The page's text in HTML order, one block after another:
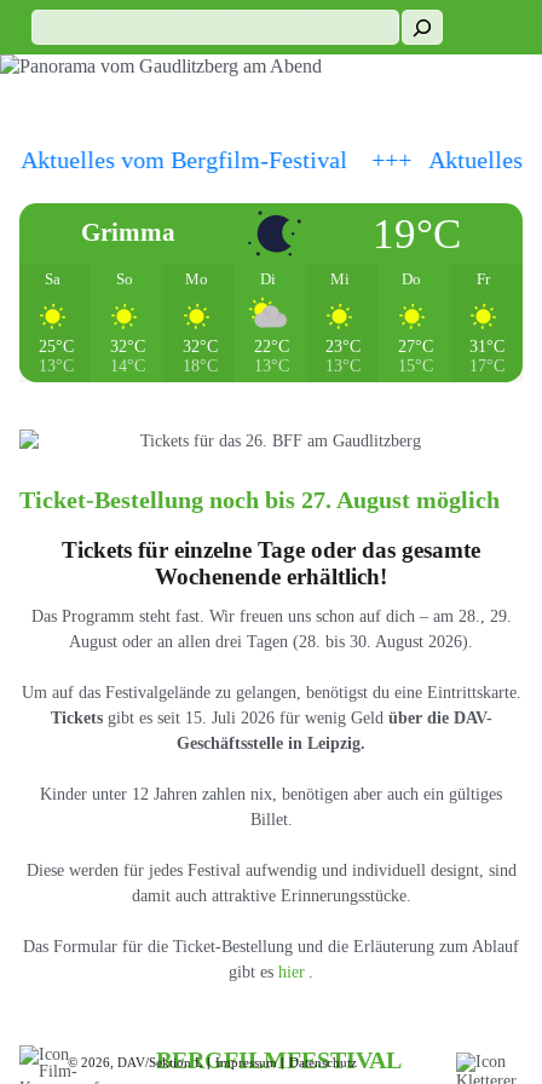
Aktuelles vom Bergfilm-Festival +++ Aktuelles
Grimma 19°C
Sa
25°C
13°C
So
32°C
14°C
Mo
32°C
18°C
Di
22°C
13°C
Mi
23°C
13°C
Do
27°C
15°C
Fr
31°C
17°C
Ticket-Bestellung noch bis 27. August möglich
Tickets für einzelne Tage oder das gesamte
Wochenende erhältlich!
Das Programm steht fast. Wir freuen uns schon auf dich – am 28., 29.
August oder an allen drei Tagen (28. bis 30. August 2026).
Um auf das Festivalgelände zu gelangen, benötigst du eine Eintrittskarte.
Ticketsgibt es seit 15. Juli 2026 für wenig Geld über die DAV-
Geschäftsstelle in Leipzig.
Kinder unter 12 Jahren zahlen nix, benötigen aber auch ein gültiges
Billet.
Diese werden für jedes Festival aufwendig und individuell designt, sind
damit auch attraktive Erinnerungsstücke.
Das Formular für die Ticket-Bestellung und die Erläuterung zum Ablauf
gibt eshier
BERGFILMFESTIVAL
© 2026, DAV/Sektion L Impressum Datenschutz